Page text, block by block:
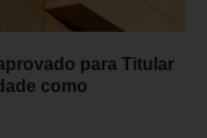
para Titular
como